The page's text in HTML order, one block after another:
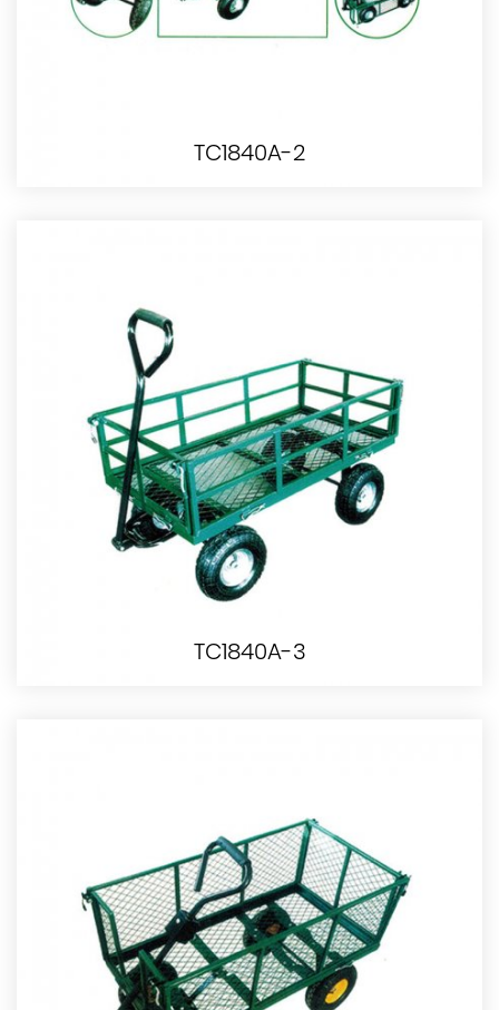
TC1840A-2
TC1840A-3